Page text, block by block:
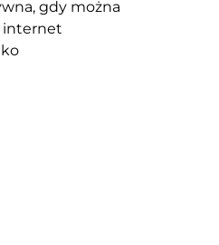
gdy można
internet